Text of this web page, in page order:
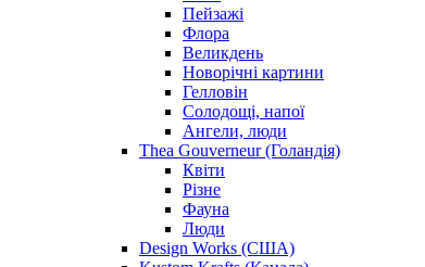
Пейзажі
Флора
Великдень
Новорічні картини
Гелловін
Солодощі, напої
Ангели, люди
Thea Gouverneur (Голандія)
Квіти
Різне
Фауна
Люди
Design Works (США)